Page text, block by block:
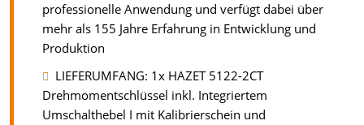
professionelle Anwendung und verfügt dabei über
mehr als 155 Jahre Erfahrung in Entwicklung und
Produktion
LIEFERUMFANG: 1x HAZET 5122-2CT
Drehmomentschlüssel inkl. Integriertem
Umschalthebel I mit Kalibrierschein und